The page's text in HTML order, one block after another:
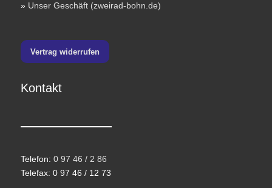
» Unser Geschäft (zweirad-bohn.de)
Vertrag widerrufen
Kontakt
Telefon: 0 97 46 / 2 86
Telefax: 0 97 46 / 12 73